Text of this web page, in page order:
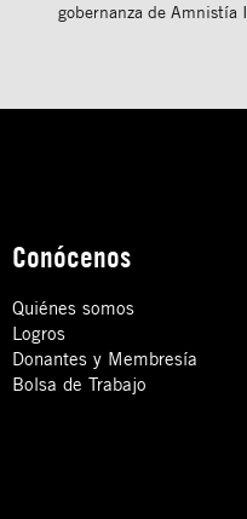
gobernanza de Amnistía
Conócenos
Quiénes somos
Logros
Donantes y Membresía
Bolsa de Trabajo